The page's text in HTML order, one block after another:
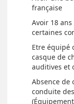
française
Avoir 18
certaines
Etre équipé
casque de
auditives et
Absence de
conduite